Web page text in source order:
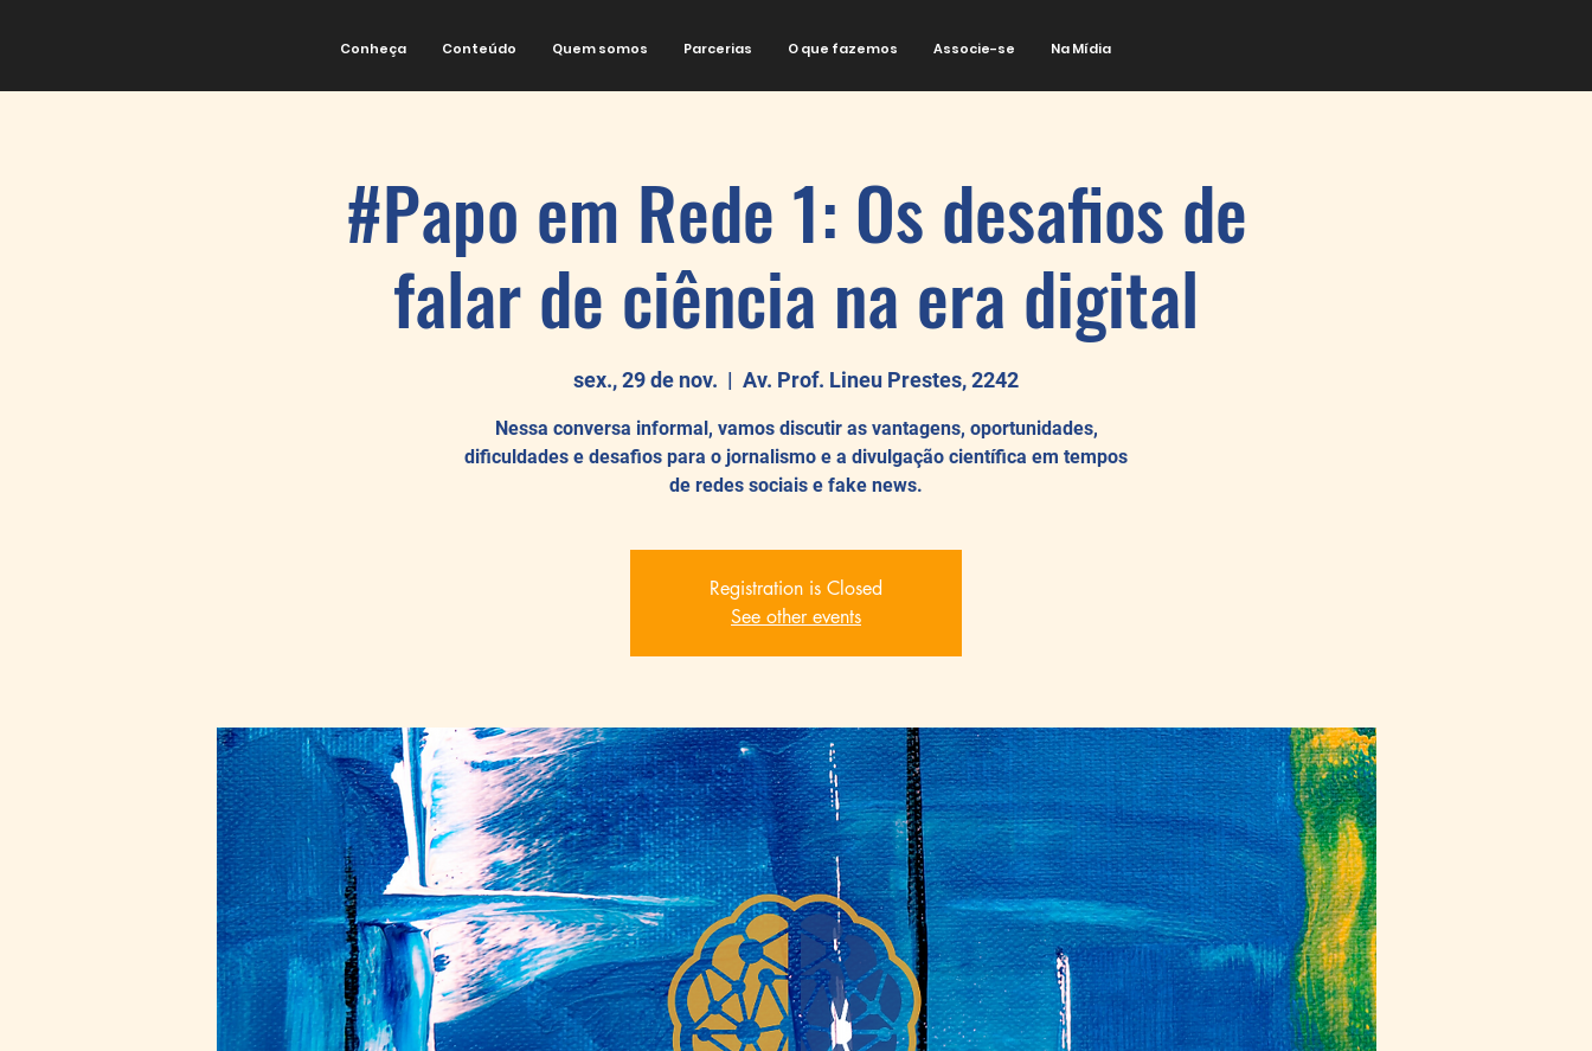
Conheça Conteúdo Quem somos Parcerias O que fazemos Associe-se Na Mídia
#Papo em Rede 1: Os desafios de
falar de ciência na era digital
sex., 29 de nov.
  |
Av. Prof. Lineu Prestes, 2242
Nessa conversa informal, vamos discutir as vantagens, oportunidades,
dificuldades e desafios para o jornalismo e a divulgação científica em tempos
de redes sociais e fake news.
Registration is Closed
See other events